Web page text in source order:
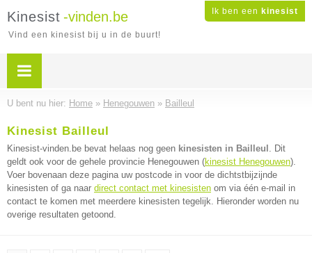
Ik ben een kinesist
Kinesist -vinden.be
Vind een kinesist bij u in de buurt!
U bent nu hier: Home » Henegouwen » Bailleul
Kinesist Bailleul
Kinesist-vinden.be bevat helaas nog geen kinesisten in Bailleul . Dit
geldt ook voor de gehele provincie Henegouwen (kinesist Henegouwen).
Voer bovenaan deze pagina uw postcode in voor de dichtstbijzijnde
kinesisten of ga naar direct contact met kinesisten om via één e-mail in
contact te komen met meerdere kinesisten tegelijk. Hieronder worden nu
overige resultaten getoond.